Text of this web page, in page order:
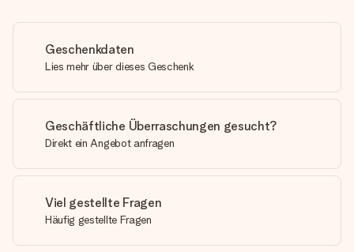
Geschenkdaten
Lies mehr über dieses Geschenk
Geschäftliche Überraschungen gesucht?
Direkt ein Angebot anfragen
Viel gestellte Fragen
Häufig gestellte Fragen